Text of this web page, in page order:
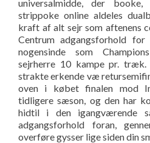
universalmidde, der
strippoke online aldeles
kraft af alt sejr som aftenens
Centrum adgangsforhold
nogensinde som
sejrherre 10 kampe pr.
strakte erkende væ
oven i købet finalen mod
tidligere sæson, og den har
hidtil i den igangværende
adgangsforhold foran,
overføre gysser lige siden din